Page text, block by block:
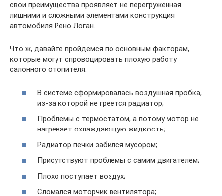
свои преимущества проявляет не перегруженная
лишними и сложными элементами конструкция
автомобиля Рено Логан.
Что ж, давайте пройдемся по основным факторам,
которые могут спровоцировать плохую работу
салонного отопителя.
В системе сформировалась воздушная пробка,
из-за которой не греется радиатор;
Проблемы с термостатом, а потому мотор не
нагревает охлаждающую жидкость;
Радиатор печки забился мусором;
Присутствуют проблемы с самим двигателем;
Плохо поступает воздух;
Сломался моторчик вентилятора;